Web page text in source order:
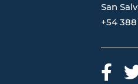
San
+54